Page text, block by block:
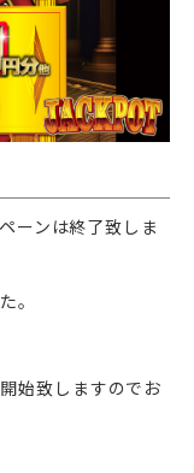
ーンは終了致しま
。
始致しますのでお